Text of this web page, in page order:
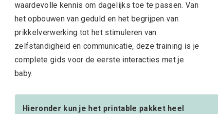
waardevolle kennis om dagelijks toe te passen. Van
het opbouwen van geduld en het begrijpen van
prikkelverwerking tot het stimuleren van
zelfstandigheid en communicatie, deze training is je
complete gids voor de eerste interacties met je
baby.
Hieronder kun je het printable pakket heel